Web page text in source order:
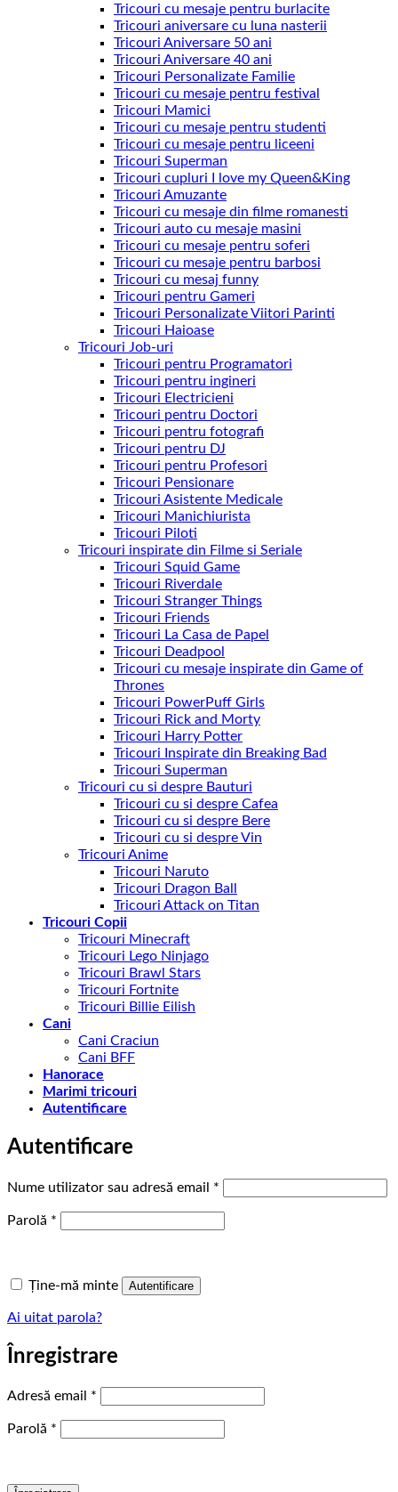
Tricouri cu mesaje pentru burlacite
Tricouri aniversare cu luna nasterii
Tricouri Aniversare 50 ani
Tricouri Aniversare 40 ani
Tricouri Personalizate Familie
Tricouri cu mesaje pentru festival
Tricouri Mamici
Tricouri cu mesaje pentru studenti
Tricouri cu mesaje pentru liceeni
Tricouri Superman
Tricouri cupluri I love my Queen&King
Tricouri Amuzante
Tricouri cu mesaje din filme romanesti
Tricouri auto cu mesaje masini
Tricouri cu mesaje pentru soferi
Tricouri cu mesaje pentru barbosi
Tricouri cu mesaj funny
Tricouri pentru Gameri
Tricouri Personalizate Viitori Parinti
Tricouri Haioase
Tricouri Job-uri
Tricouri pentru Programatori
Tricouri pentru ingineri
Tricouri Electricieni
Tricouri pentru Doctori
Tricouri pentru fotografi
Tricouri pentru DJ
Tricouri pentru Profesori
Tricouri Pensionare
Tricouri Asistente Medicale
Tricouri Manichiurista
Tricouri Piloti
Tricouri inspirate din Filme si Seriale
Tricouri Squid Game
Tricouri Riverdale
Tricouri Stranger Things
Tricouri Friends
Tricouri La Casa de Papel
Tricouri Deadpool
Tricouri cu mesaje inspirate din Game of
Thrones
Tricouri PowerPuff Girls
Tricouri Rick and Morty
Tricouri Harry Potter
Tricouri Inspirate din Breaking Bad
Tricouri Superman
Tricouri cu si despre Bauturi
Tricouri cu si despre Cafea
Tricouri cu si despre Bere
Tricouri cu si despre Vin
Tricouri Anime
Tricouri Naruto
Tricouri Dragon Ball
Tricouri Attack on Titan
Tricouri Copii
Tricouri Minecraft
Tricouri Lego Ninjago
Tricouri Brawl Stars
Tricouri Fortnite
Tricouri Billie Eilish
Cani
Cani Craciun
Cani BFF
Hanorace
Marimi tricouri
Autentificare
Autentificare
Nume utilizator sau adresă email *
Parolă *
Ține-mă minte Autentificare
Ai uitat parola?
Înregistrare
Adresă email *
Parolă *